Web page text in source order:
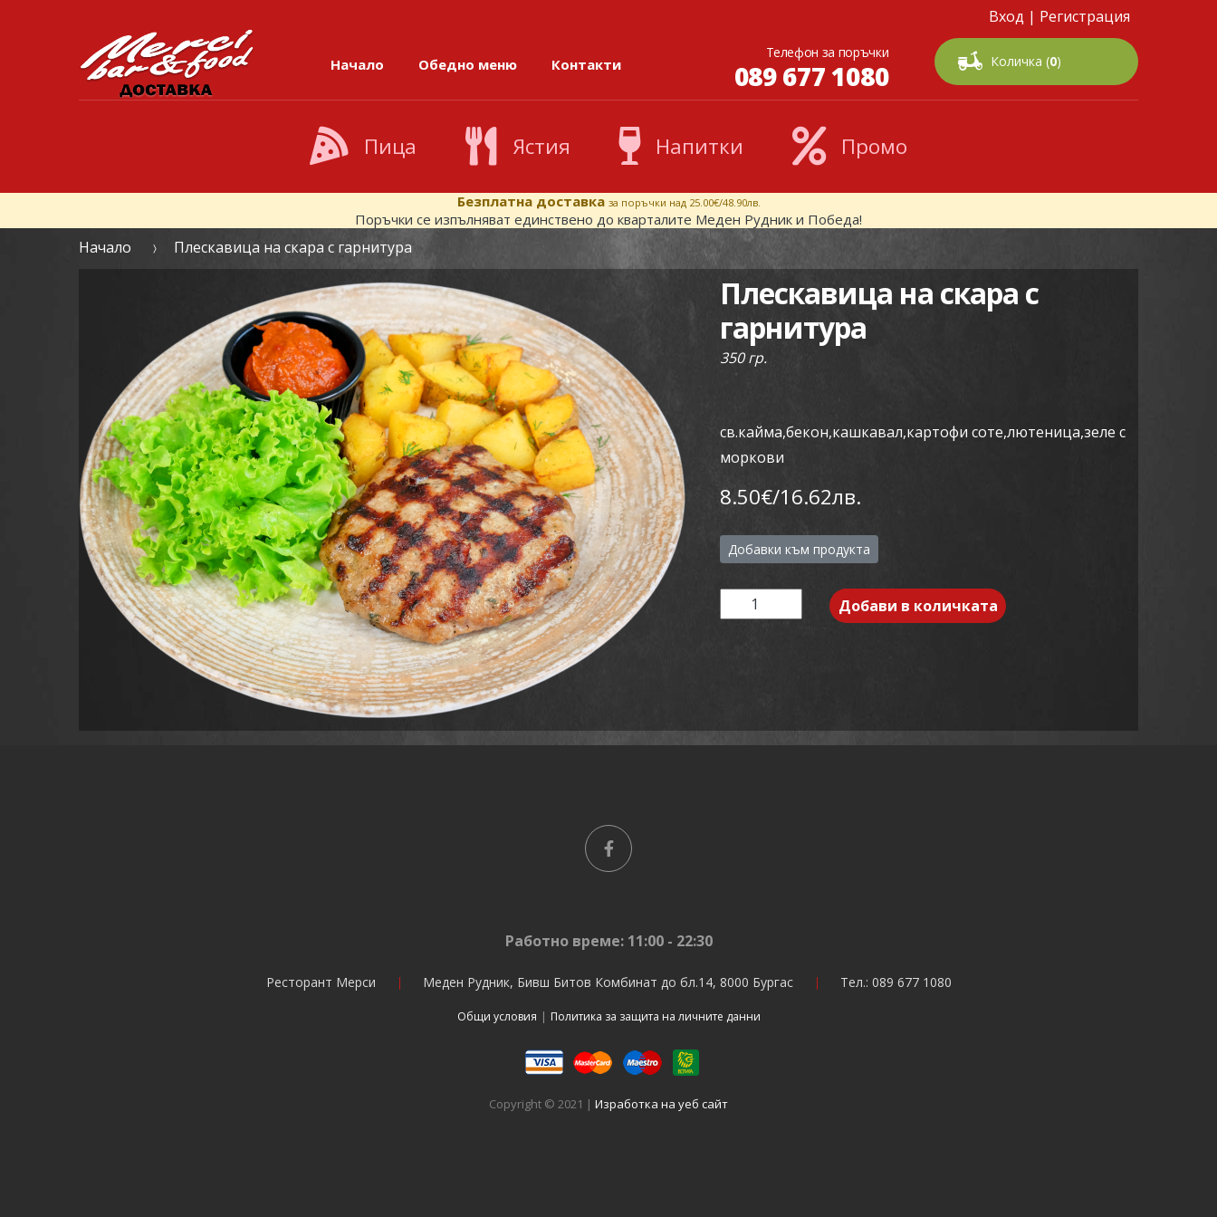
Вход | Регистрация
Skip to navigation
Skip to content
Начало Обедно меню Контакти
Телефон за поръчки
089 677 1080 Количка (0)
Пица Ястия Напитки Промо
Безплатна доставка за поръчки над 25.00€/48.90лв.
Поръчки се изпълняват единствено до кварталите Меден Рудник и Победа!
Начало Плескавица на скара с гарнитура
Плескавица на скара с
гарнитура
350 гр.
св.кайма,бекон,кашкавал,картофи соте,лютеница,зеле с
моркови
8.50€/16.62лв.
Добавки към продукта
Добави в количката
Работно време: 11:00 - 22:30
Ресторант Мерси Меден Рудник, Бивш Битов Комбинат до бл.14, 8000 Бургас Тел.: 089 677 1080
Общи условия | Политика за защита на личните данни
Copyright © 2021 | Изработка на уеб сайт